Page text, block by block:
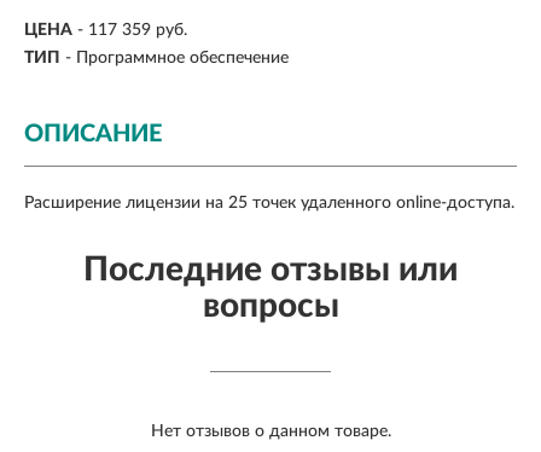
ЦЕНА - 117 359 руб.
ТИП - Программное обеспечение
ОПИСАНИЕ
Расширение лицензии на 25 точек удаленного online-доступа.
Последние отзывы или
вопросы
Нет отзывов о данном товаре.